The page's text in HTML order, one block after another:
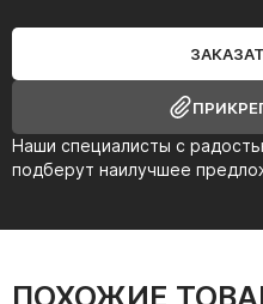
Наши специалисты с
подберут наилучшее